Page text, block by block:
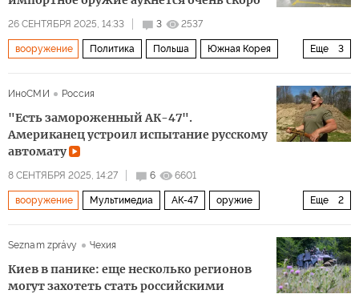
26 СЕНТЯБРЯ 2025, 14:33 3 2537
Еще 3
вооружение Политика Польша Южная Корея
ИноСМИ
Россия
"Есть замороженный АК-47".
Американец устроил испытание русскому
автомату
8 СЕНТЯБРЯ 2025, 14:27 6 6601
Еще 2
вооружение Мультимедиа АК-47 оружие
Seznam zprávy
Чехия
Киев в панике: еще несколько регионов
могут захотеть стать российскими